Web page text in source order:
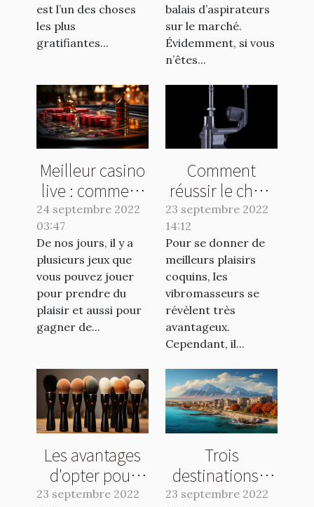
est l’un des choses
les plus
gratifiantes...
balais d’aspirateurs
sur le marché.
Évidemment, si vous
n’êtes...
Meilleur casino
live : comment
faire le bon
24 septembre 2022
03:47
De nos jours, il y a
plusieurs jeux que
vous pouvez jouer
pour prendre du
plaisir et aussi pour
gagner de...
Comment
réussir le choix
de votre
vibromasseur ?
23 septembre 2022
14:12
Pour se donner de
meilleurs plaisirs
coquins, les
vibromasseurs se
révèlent très
avantageux.
Cependant, il...
Les avantages
d'opter pour
une brosse
23 septembre 2022
Trois
destinations à
visiter
23 septembre 2022